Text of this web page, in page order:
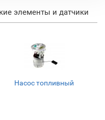
элементы и датчики
Насос топливный